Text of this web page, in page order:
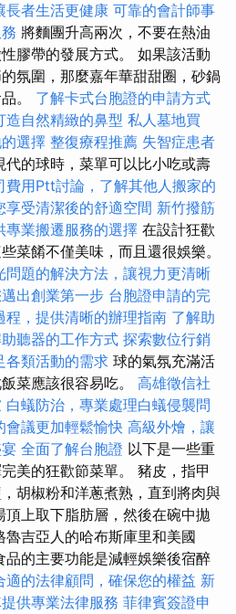
長者生活更健康 可靠的會計師事
將麵團升高兩次，不要在熱油
膠帶的發展方式。 如果該活動
氛圍，那麼嘉年華甜甜圈，砂鍋
。 了解卡式台胞證的申請方式
造自然精緻的鼻型 私人墓地買
選擇 整復療程推薦 失智症患者
代的球時，菜單可以比小吃或壽
費用Ptt討論，了解其他人搬家的
享受清潔後的舒適空間 新竹撥筋
專業搬遷服務的選擇 在設計狂歡
菜餚不僅美味，而且還很娛樂。
問題的解決方法，讓視力更清晰
出創業第一步 台胞證申請的完
程，提供清晰的辦理指南 了解助
聽器的工作方式 探索數位行銷
各類活動的需求 球的氣氛充滿活
菜應該很容易吃。 高雄徵信社
白蟻防治，專業處理白蟻侵襲問
會議更加輕鬆愉快 高級外燴，讓
全面了解台胞證 以下是一些重
美的狂歡節菜單。 豬皮，指甲
胡椒粉和洋蔥煮熟，直到將肉與
上取下脂肪層，然後在碗中拋
吉亞人的哈布斯庫里和美國
的主要功能是減輕娛樂後宿醉
適的法律顧問，確保您的權益 新
供專業法律服務 菲律賓簽證申